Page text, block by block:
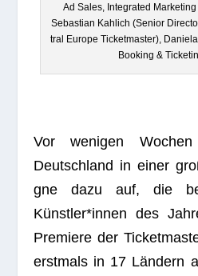
Ad Sales, Inte­gra­ted
Sebas­tian Kah­lich (Senior
tral Europe Ticket­mas­ter),
Boo­king &
Vor weni­gen
Deutsch­land in einer
gne dazu auf, die
Künstler*innen des
Pre­miere der
erst­mals in 17 Län­dern